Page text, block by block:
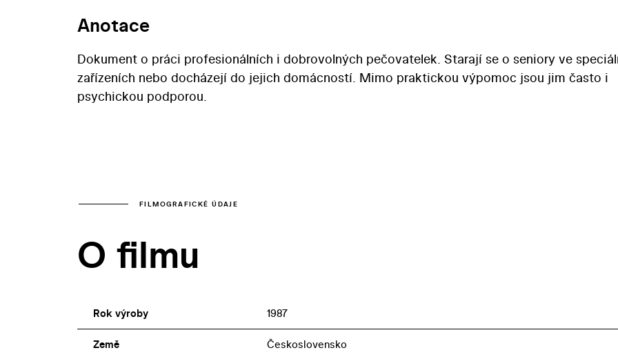
Anotace
Dokument o práci profesionálních i dobrovolných pečovatelek. Starají se o seniory ve
zařízeních nebo docházejí do jejich domácností. Mimo praktickou výpomoc jsou jim často i
psychickou podporou.
FILMOGRAFICKÉ ÚDAJE
O filmu
Rok výroby 1987
Země Československo